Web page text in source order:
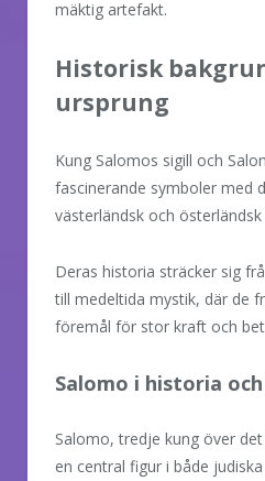
mäktig artefakt.
Historisk
ursprung
Kung Salomos sigill och
fascinerande symboler med
västerländsk och
Deras historia sträcker sig
till medeltida mystik, där de
föremål för stor kraft och
Salomo i historia
Salomo, tredje kung över
en central figur i både